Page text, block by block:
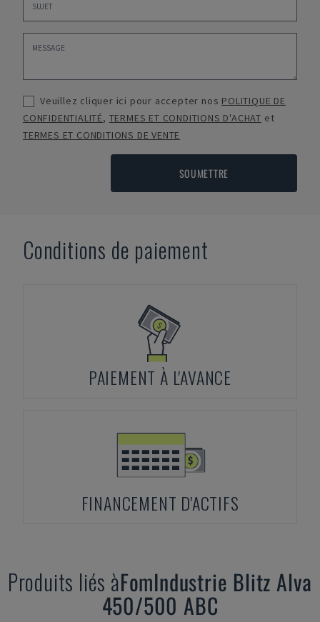
Veuillez cliquer ici pour accepter nos POLITIQUE DE
CONFIDENTIALITÉ, TERMES ET CONDITIONS D'ACHAT et
TERMES ET CONDITIONS DE VENTE
SOUMETTRE
Conditions de paiement
PAIEMENT À L'AVANCE
FINANCEMENT D'ACTIFS
Produits liés àFomIndustrie Blitz Alva
450/500 ABC